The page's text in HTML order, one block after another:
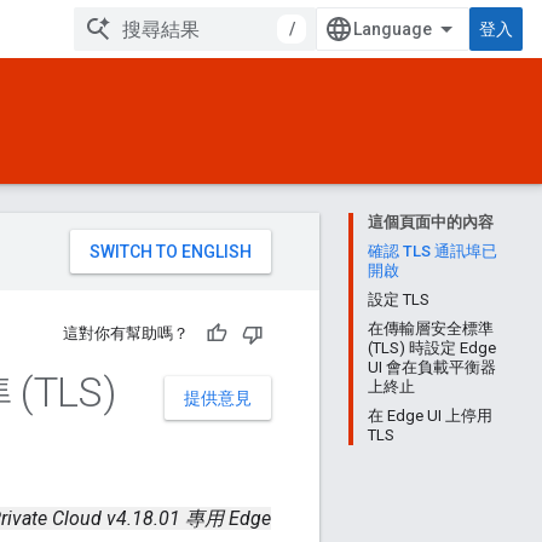
/ 登入
這個頁面中的內容
確認 TLS 通訊埠已
開啟
設定 TLS
在傳輸層安全標準
(TLS) 時設定 Edge
UI 會在負載平衡器
上終止
在 Edge UI 上停用
TLS
這對你有幫助嗎？
提供意見
(TLS)
Cloud v4.18.01 專用 Edge